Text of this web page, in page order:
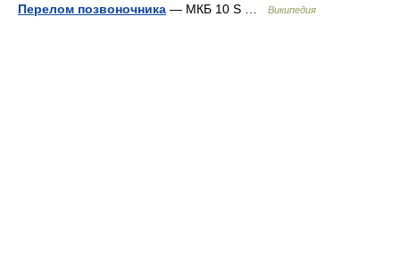
Перелом позвоночника — МКБ 10 S … Википедия